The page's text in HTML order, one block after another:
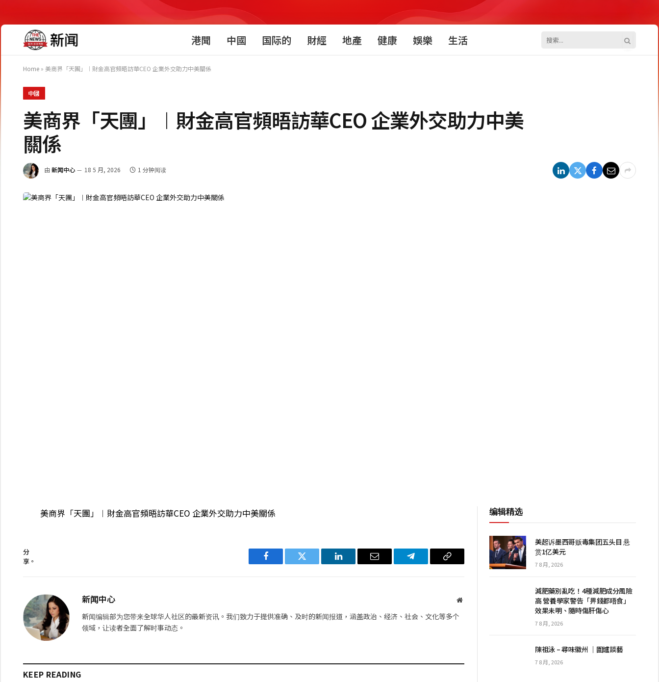
港聞 中國 国际的 財經 地產 健康 娛樂 生活
Home » 美商界「天團」︱財金高官頻晤訪華CEO 企業外交助力中美關係
中國
美商界「天團」︱財金高官頻晤訪華CEO 企業外交助力中美
關係
由 新闻中心 18 5 月, 2026 1 分钟阅读
美商界「天團」︱財金高官頻晤訪華CEO 企業外交助力中美關係
分
享。
Facebook Twitter LinkedIn 电
Telegram 复
新闻中心
网
新闻编辑部为您带来全球华人社区的最新资讯。我们致力于提供准确、及时的新闻报道，涵盖政治、经济、社会、文化等多个
领域，让读者全面了解时事动态。
KEEP READING
编辑精选
美起诉墨西哥贩毒集团五头目 悬
赏1亿美元
7 8 月, 2026
減肥藥別亂吃！4種減肥成分風險
高 營養學家警告「畀錢都唔食」
效果未明、隨時傷肝傷心
7 8 月, 2026
陳祖泳 – 尋味徽州 ｜圍爐談藝
7 8 月, 2026